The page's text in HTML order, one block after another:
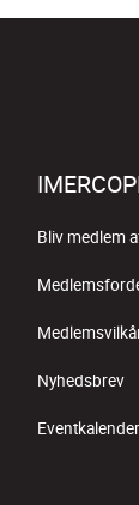
Bliv medlem
Nyhedsbrev
Eventkalender